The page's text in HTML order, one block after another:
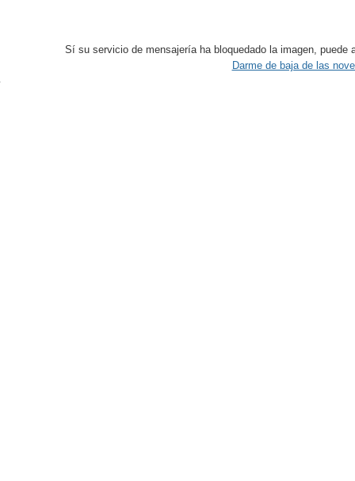
Sí su servicio de mensajería ha bloquedado la imagen,
Darme de baja de las